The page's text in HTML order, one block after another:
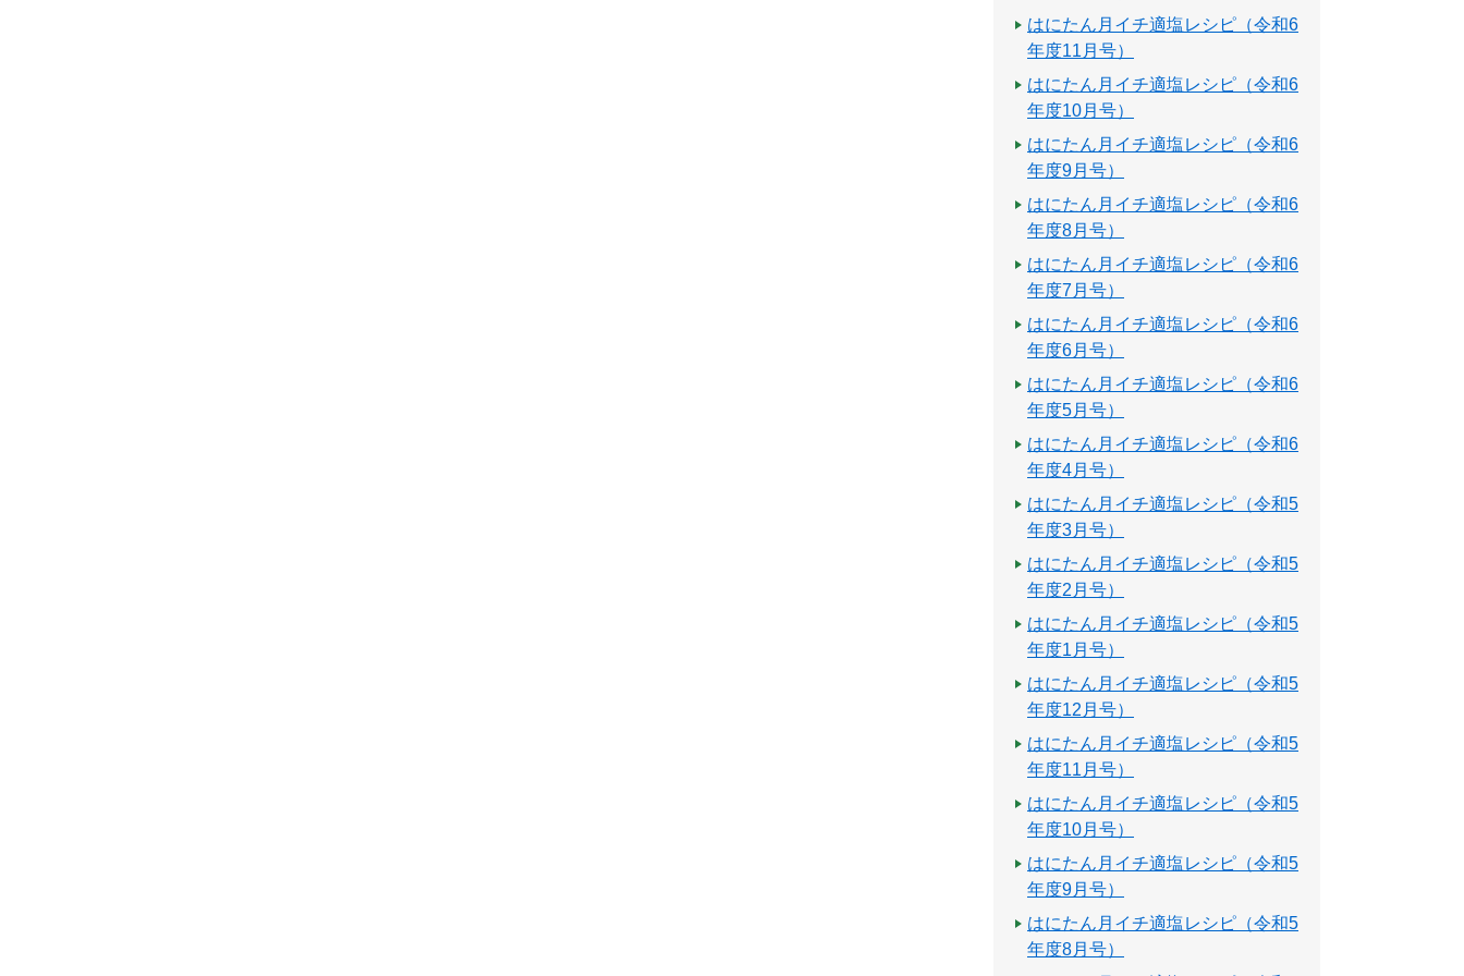
はにたん月イチ適塩レシピ（令和6
年度11月号）
はにたん月イチ適塩レシピ（令和6
年度10月号）
はにたん月イチ適塩レシピ（令和6
年度9月号）
はにたん月イチ適塩レシピ（令和6
年度8月号）
はにたん月イチ適塩レシピ（令和6
年度7月号）
はにたん月イチ適塩レシピ（令和6
年度6月号）
はにたん月イチ適塩レシピ（令和6
年度5月号）
はにたん月イチ適塩レシピ（令和6
年度4月号）
はにたん月イチ適塩レシピ（令和5
年度3月号）
はにたん月イチ適塩レシピ（令和5
年度2月号）
はにたん月イチ適塩レシピ（令和5
年度1月号）
はにたん月イチ適塩レシピ（令和5
年度12月号）
はにたん月イチ適塩レシピ（令和5
年度11月号）
はにたん月イチ適塩レシピ（令和5
年度10月号）
はにたん月イチ適塩レシピ（令和5
年度9月号）
はにたん月イチ適塩レシピ（令和5
年度8月号）